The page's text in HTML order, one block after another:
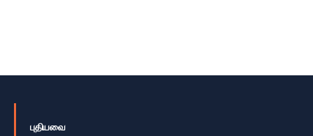
புதியவை